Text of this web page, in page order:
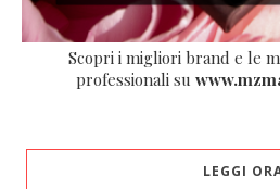
Scopri i migliori brand e le
professionali su
LEGGI